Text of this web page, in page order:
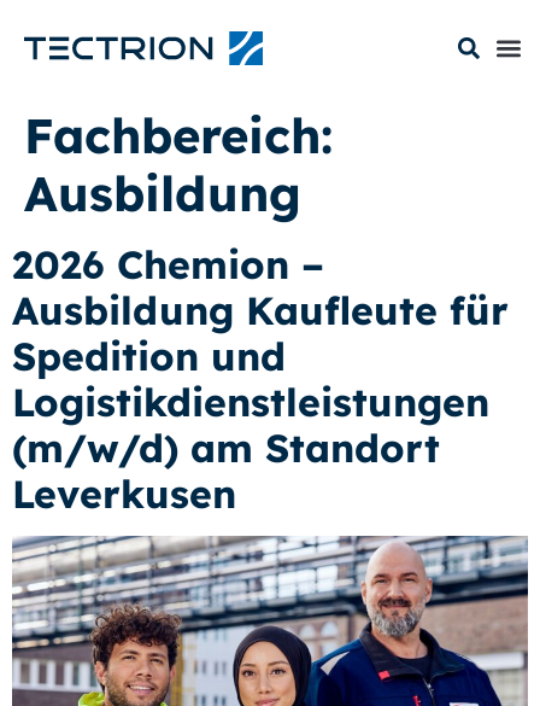
Fachbereich:
Ausbildung
2026 Chemion –
Ausbildung Kaufleute für
Spedition und
Logistikdienstleistungen
(m/w/d) am Standort
Leverkusen